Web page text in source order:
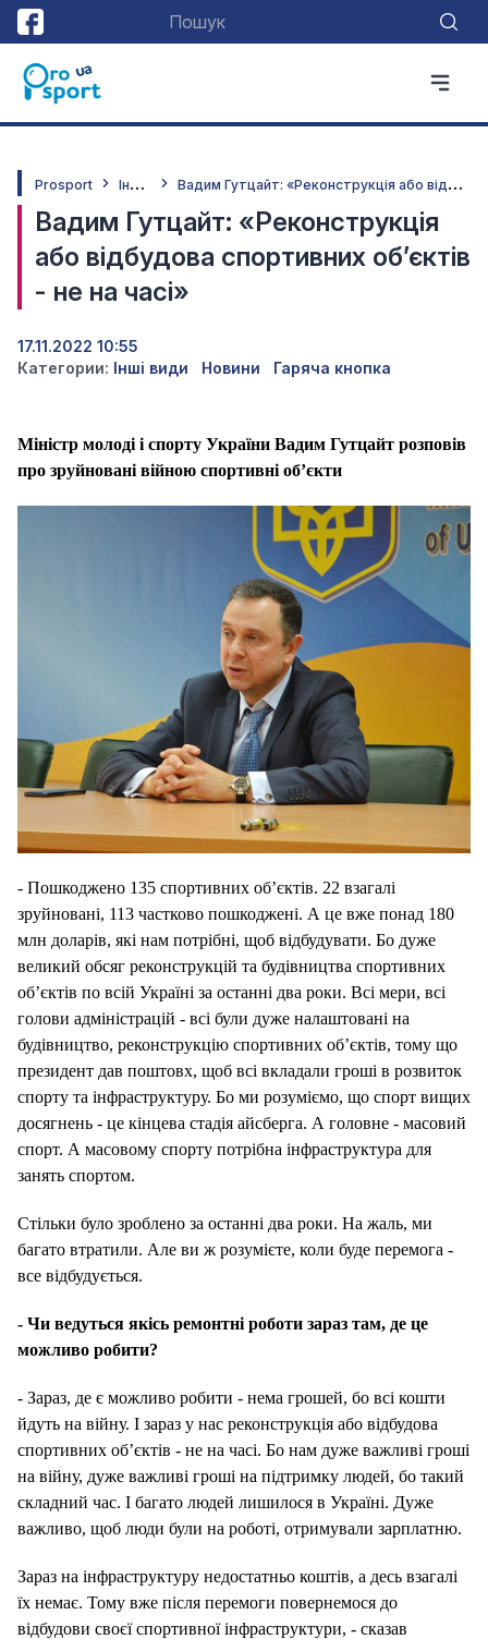
Prosport І
нші види В
адим Гутцайт: «Реконструкція або відбудова спортивних об’єктів - не на часі»
Вадим Гутцайт: «Реконструкція
або відбудова спортивних об’єктів
- не на часі»
17.11.2022 10:55
Категории: Інші види Новини Гаряча кнопка
Міністр молоді і спорту України Вадим Гутцайт розповів
про зруйновані війною спортивні об’єкти
- Пошкоджено 135 спортивних об’єктів. 22 взагалі
зруйновані, 113 частково пошкоджені. А це вже понад 180
млн доларів, які нам потрібні, щоб відбудувати. Бо дуже
великий обсяг реконструкцій та будівництва спортивних
об’єктів по всій Україні за останні два роки. Всі мери, всі
голови адміністрацій - всі були дуже налаштовані на
будівництво, реконструкцію спортивних об’єктів, тому що
президент дав поштовх, щоб всі вкладали гроші в розвиток
спорту та інфраструктуру. Бо ми розуміємо, що спорт вищих
досягнень - це кінцева стадія айсберга. А головне - масовий
спорт. А масовому спорту потрібна інфраструктура для
занять спортом.
Стільки було зроблено за останні два роки. На жаль, ми
багато втратили. Але ви ж розумієте, коли буде перемога -
все відбудується.
- Чи ведуться якісь ремонтні роботи зараз там, де це
можливо робити?
- Зараз, де є можливо робити - нема грошей, бо всі кошти
йдуть на війну. І зараз у нас реконструкція або відбудова
спортивних об’єктів - не на часі. Бо нам дуже важливі гроші
на війну, дуже важливі гроші на підтримку людей, бо такий
складний час. І багато людей лишилося в Україні. Дуже
важливо, щоб люди були на роботі, отримували зарплатню.
Зараз на інфраструктуру недостатньо коштів, а десь взагалі
їх немає. Тому вже після перемоги повернемося до
відбудови своєї спортивної інфраструктури, - сказав